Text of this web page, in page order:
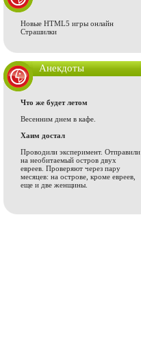
Новые HTML5 игры онлайн
Страшилки
Анекдоты
Что же будет летом
Весенним днем в кафе.
Хаим достал
Проводили эксперимент. Отправили
на необитаемый остров двух
евреев. Проверяют через пару
месяцев: на острове, кроме евреев,
еще и две женщины.